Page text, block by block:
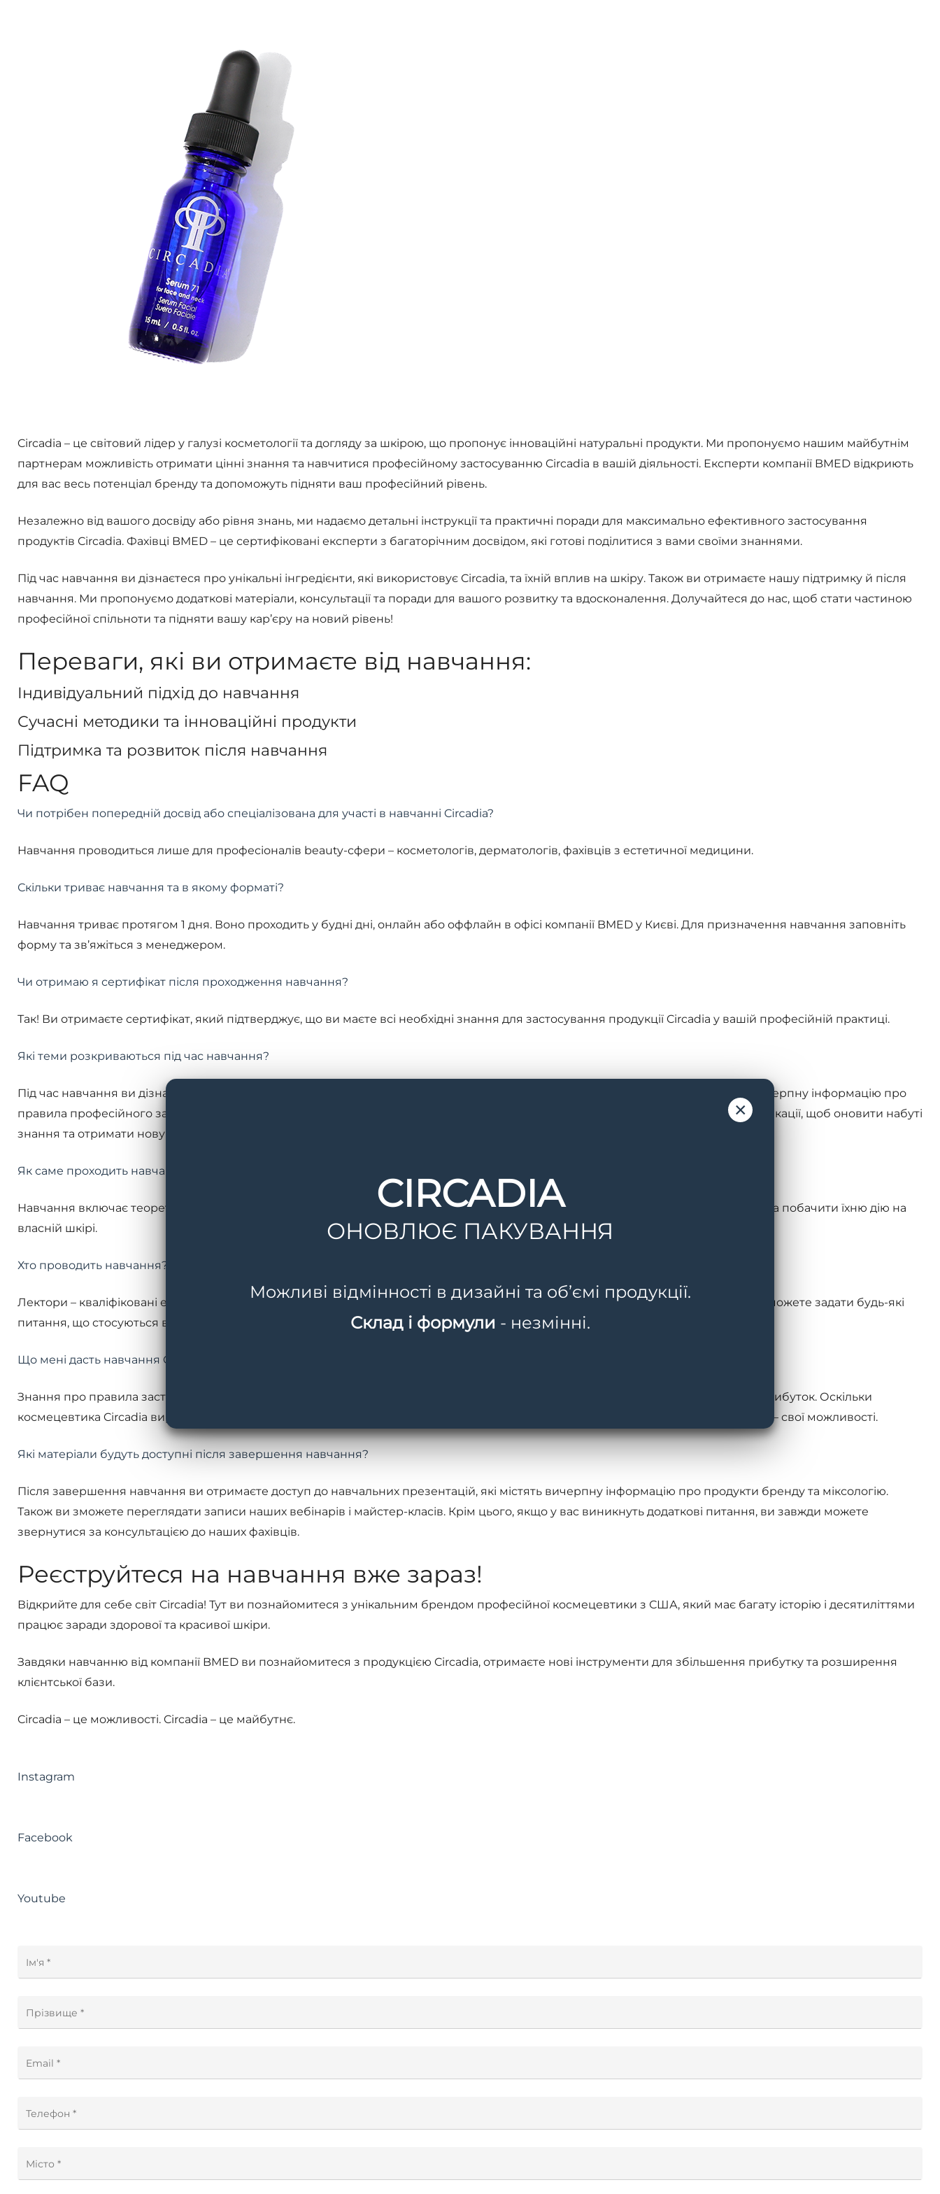
Hit enter to search or ESC to close
Circadia – це світовий лідер у галузі косметології та догляду за шкірою, що пропонує інноваційні натуральні продукти. Ми пропонуємо нашим майбутнім
партнерам можливість отримати цінні знання та навчитися професійному застосуванню Circadia в вашій діяльності. Експерти компанії BMED відкриють
для вас весь потенціал бренду та допоможуть підняти ваш професійний рівень.
Незалежно від вашого досвіду або рівня знань, ми надаємо детальні інструкції та практичні поради для максимально ефективного застосування
продуктів Circadia. Фахівці BMED – це сертифіковані експерти з багаторічним досвідом, які готові поділитися з вами своїми знаннями.
Під час навчання ви дізнаєтеся про унікальні інгредієнти, які використовує Circadia, та їхній вплив на шкіру. Також ви отримаєте нашу підтримку й після
навчання. Ми пропонуємо додаткові матеріали, консультації та поради для вашого розвитку та вдосконалення. Долучайтеся до нас, щоб стати частиною
професійної спільноти та підняти вашу кар’єру на новий рівень!
Переваги, які ви отримаєте від навчання:
Індивідуальний підхід до навчання
Сучасні методики та інноваційні продукти
Підтримка та розвиток після навчання
FAQ
Чи потрібен попередній досвід або спеціалізована для участі в навчанні Circadia?
Навчання проводиться лише для професіоналів beauty-сфери – косметологів, дерматологів, фахівців з естетичної медицини.
Скільки триває навчання та в якому форматі?
Навчання триває протягом 1 дня. Воно проходить у будні дні, онлайн або оффлайн в офісі компанії BMED у Києві. Для призначення навчання заповніть
форму та зв’яжіться з менеджером.
Чи отримаю я сертифікат після проходження навчання?
Так! Ви отримаєте сертифікат, який підтверджує, що ви маєте всі необхідні знання для застосування продукції Circadia у вашій професійній практиці.
Які теми розкриваються під час навчання?
Під час навчання ви дізнаєтеся все про продукти Circadia, їхні складники, показання та протипоказання. Також ви отримаєте вичерпну інформацію про
правила професійного застосування пілінгів, ензимів і масок. За необхідності ви також зможете пройти курс підвищення кваліфікації, щоб оновити набуті
знання та отримати нову інформацію про міксологію та багато іншого.
Як саме проходить навчання Circadia?
Навчання включає теоретичну та практичну частини. Під час практики ви зможете випробувати на собі космецевтичні засоби та побачити їхню дію на
власній шкірі.
Хто проводить навчання?
Лектори – кваліфіковані експерти компанії BMED і національні тренери Circadia, які поділяться з вами досвідом і знаннями. Ви зможете задати будь-які
питання, що стосуються вашої професійної практики, обговорити клінічні випадки, отримати вичерпні відповіді та цінні поради.
Що мені дасть навчання Circadia?
Знання про правила застосування продукції Circadia дасть вам можливість розширити ваші професійні навички та збільшити прибуток. Оскільки
космецевтика Circadia вирішує широкий спектр естетичних проблем, ви зможете розширити свою клієнтську базу і як наслідок – свої можливості.
Які матеріали будуть доступні після завершення навчання?
Після завершення навчання ви отримаєте доступ до навчальних презентацій, які містять вичерпну інформацію про продукти бренду та міксологію.
Також ви зможете переглядати записи наших вебінарів і майстер-класів. Крім цього, якщо у вас виникнуть додаткові питання, ви завжди можете
звернутися за консультацією до наших фахівців.
Реєструйтеся на навчання вже зараз!
Відкрийте для себе світ Circadia! Тут ви познайомитеся з унікальним брендом професійної космецевтики з США, який має багату історію і десятиліттями
працює заради здорової та красивої шкіри.
Завдяки навчанню від компанії BMED ви познайомитеся з продукцією Circadia, отримаєте нові інструменти для збільшення прибутку та розширення
клієнтської бази.
Circadia – це можливості. Circadia – це майбутнє.
Instagram
Facebook
Youtube
×
CIRCADIA
ОНОВЛЮЄ ПАКУВАННЯ
Можливі відмінності в дизайні та об’ємі продукції.
Склад і формули - незмінні.